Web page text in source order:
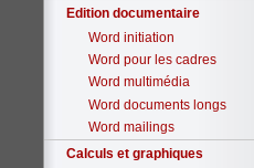
Edition documentaire
Word initiation
Word pour les cadres
Word multimédia
Word documents longs
Word mailings
Calculs et graphiques